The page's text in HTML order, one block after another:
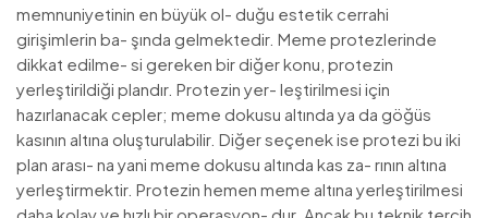
memnuniyetinin en büyük ol- duğu estetik cerrahi
girişimlerin ba- şında gelmektedir. Meme protezlerinde
dikkat edilme- si gereken bir diğer konu, protezin
yerleştirildiği plandır. Protezin yer- leştirilmesi için
hazırlanacak cepler; meme dokusu altında ya da göğüs
kasının altına oluşturulabilir. Diğer seçenek ise protezi bu iki
plan arası- na yani meme dokusu altında kas za- rının altına
yerleştirmektir. Protezin hemen meme altına yerleştirilmesi
daha kolay ve hızlı bir operasyon- dur. Ancak bu teknik tercih